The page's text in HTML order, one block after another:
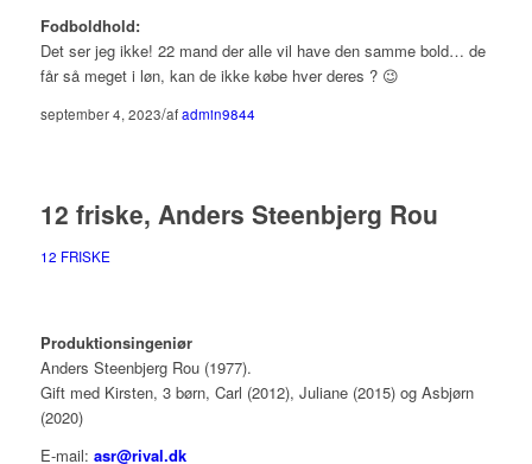
Fodboldhold:
Det ser jeg ikke! 22 mand der alle vil have den samme bold… de
får så meget i løn, kan de ikke købe hver deres ? 😉
september 4, 2023/afadmin9844
12 friske, Anders Steenbjerg Rou
12 FRISKE
Produktionsingeniør
Anders Steenbjerg Rou (1977).
Gift med Kirsten, 3 børn, Carl (2012), Juliane (2015) og Asbjørn
(2020)
E-mail: asr@rival.dk